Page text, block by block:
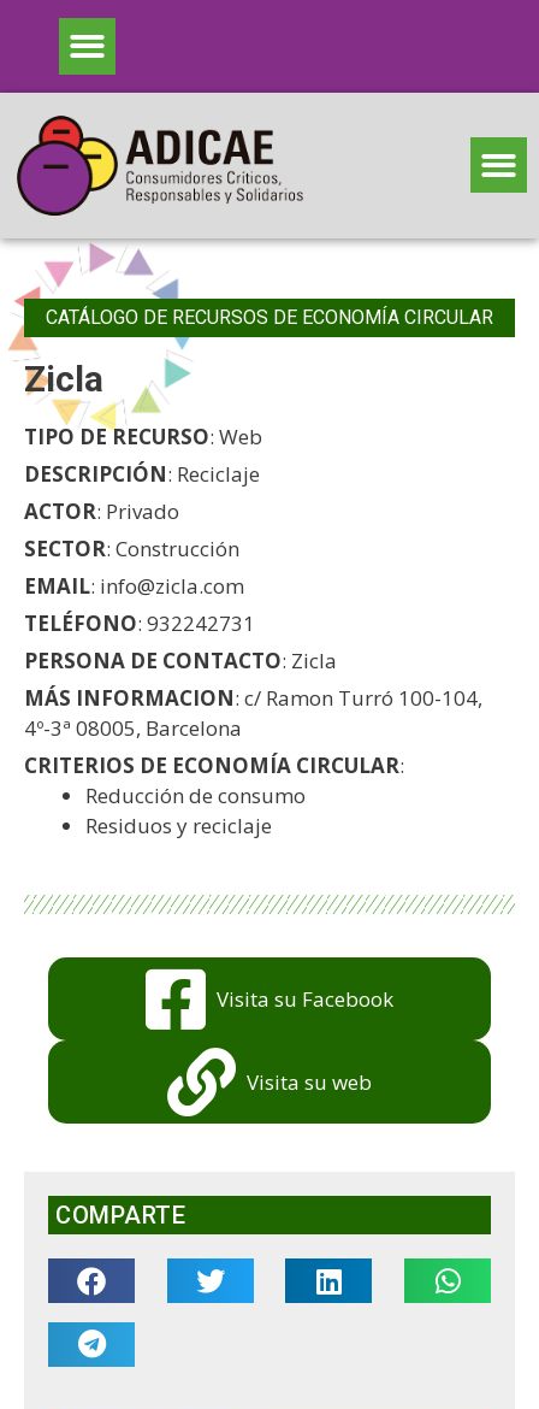
CATÁLOGO DE RECURSOS DE ECONOMÍA CIRCULAR
Zicla
TIPO DE RECURSO: Web
DESCRIPCIÓN: Reciclaje
ACTOR: Privado
SECTOR: Construcción
EMAIL: info@zicla.com
TELÉFONO: 932242731
PERSONA DE CONTACTO: Zicla
MÁS INFORMACION: c/ Ramon Turró 100-104,
4º-3ª 08005, Barcelona
CRITERIOS DE ECONOMÍA CIRCULAR:
Reducción de consumo
Residuos y reciclaje
Visita su Facebook
Visita su web
COMPARTE